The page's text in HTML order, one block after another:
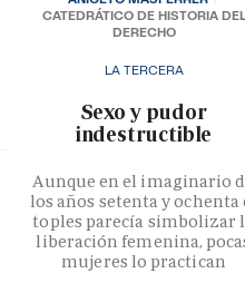
LA TERCERA
­Sexo y pudor
indestructible
Aunque en el imaginario
los años setenta y ochenta
toples parecía simbolizar
liberación femenina,
mujeres lo practican
CATEDRÁTICO DE HISTORIA DEL
DERECHO